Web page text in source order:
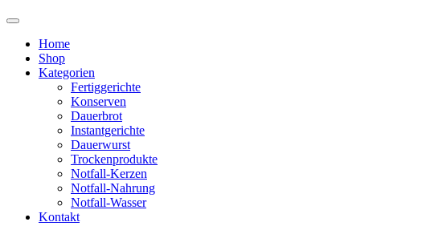
Home
Shop
Kategorien
Fertiggerichte
Konserven
Dauerbrot
Instantgerichte
Dauerwurst
Trockenprodukte
Notfall-Kerzen
Notfall-Nahrung
Notfall-Wasser
Kontakt